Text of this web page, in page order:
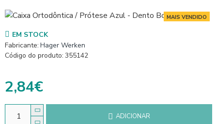
MAIS VENDIDO
2,84€
EM STOCK
Fabricante: Hager Werken
Código do produto: 355142
ADICIONAR